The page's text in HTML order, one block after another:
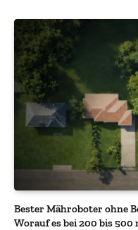
Bester Mähroboter ohne
Worauf es bei 200 bis